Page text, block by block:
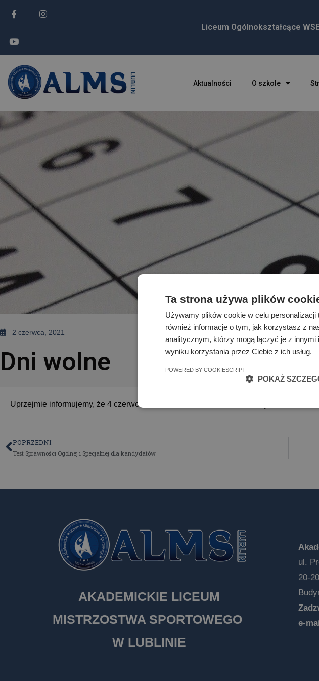
Liceum Ogólnokształcące
Aktualności O szkole
2 czerwca, 2021
Dni wolne
Uprzejmie informujemy, że 4 czerwca 2021 r. jest dniem wolnym od zajęć
POPRZEDNI
Test Sprawności Ogólnej i Specjalnej dla kandydatów
AKADEMICKIE LICEUM
MISTRZOSTWA SPORTOWEGO
W LUBLINIE
ul.
20-
e-
Ta strona używa plików
Używamy plików cookie w celu
również informacje o tym, jak korzystasz z
analitycznym, którzy mogą łączyć je z
wyniku korzystania przez Ciebie z ich usług.
POKAŻ
POWERED BY COOKIESCRIPT